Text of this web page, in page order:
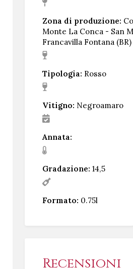
Zona di produzione:
Monte La Conca - San
Francavilla Fontana (BR)
Tipologia: Rosso
Vitigno: Negroamaro
Annata:
Gradazione: 14,5
Formato: 0.75l
Recensioni